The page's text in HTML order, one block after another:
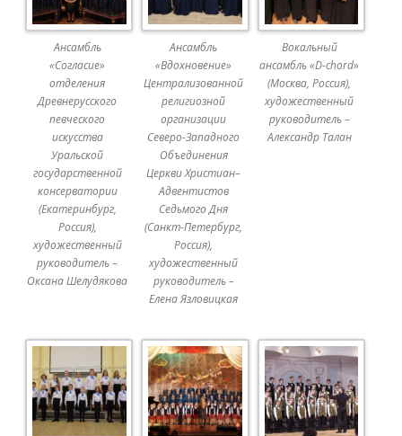
Ансамбль
«Согласие»
отделения
Древнерусского
певческого
искусства
Уральской
государственной
консерватории
(Екатеринбург,
Россия),
художественный
руководитель –
Оксана Шелудякова
Ансамбль
«Вдохновение»
Централизованной
религиозной
организации
Северо-Западного
Объединения
Церкви Христиан–
Адвентистов
Седьмого Дня
(Санкт-Петербург,
Россия),
художественный
руководитель –
Елена Язловицкая
Вокальный
ансамбль «D-chord»
(Москва, Россия),
художественный
руководитель –
Александр Талан